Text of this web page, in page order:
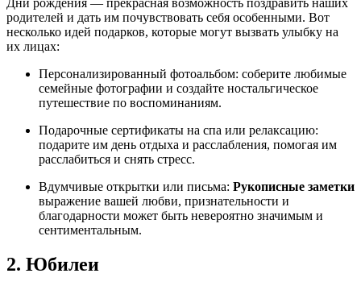
родителей и дать им почувствовать себя особенными. Вот
несколько идей подарков, которые могут вызвать улыбку на
их лицах:
Персонализированный фотоальбом: соберите любимые
семейные фотографии и создайте ностальгическое
путешествие по воспоминаниям.
Подарочные сертификаты на спа или релаксацию:
подарите им день отдыха и расслабления, помогая им
расслабиться и снять стресс.
Вдумчивые открытки или письма: Рукописные заметки
выражение вашей любви, признательности и
благодарности может быть невероятно значимым и
сентиментальным.
2. Юбилеи